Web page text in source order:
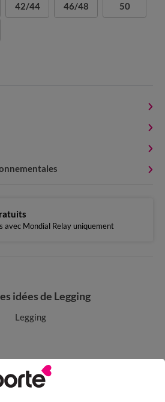
42/44 46/48 50
avec Mondial Relay uniquement
idées de Legging
Legging
sécurisé
en plusieurs fois